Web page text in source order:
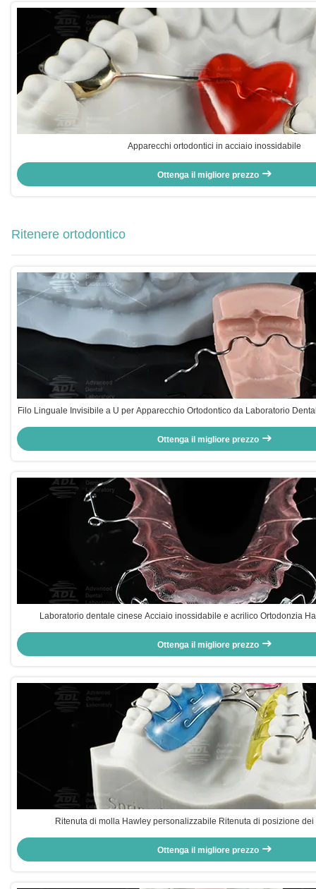
Apparecchi ortodontici in acciaio inossidabile
Ottenga il migliore prezzo
Ritenere ortodontico
Filo Linguale Invisibile a U per Apparecchio Ortodontico da Laboratorio
Ottenga il migliore prezzo
Laboratorio dentale cinese Acciaio inossidabile e acrilico Ortodonzia
Ottenga il migliore prezzo
Ritenuta di molla Hawley personalizzabile Ritenuta di posizione
Ottenga il migliore prezzo